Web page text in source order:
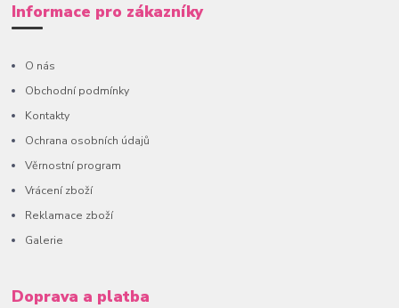
Informace pro zákazníky
O nás
Obchodní podmínky
Kontakty
Ochrana osobních údajů
Věrnostní program
Vrácení zboží
Reklamace zboží
Galerie
Doprava a platba